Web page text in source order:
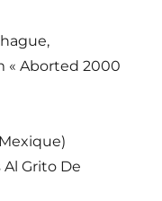
« Aborted 2000
Al Grito De